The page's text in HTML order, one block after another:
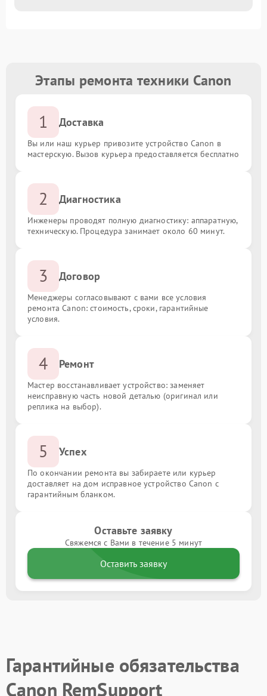
Этапы ремонта техники Canon
1 Доставка
Вы или наш курьер привозите устройство Canon в
мастерскую. Вызов курьера предоставляется бесплатно
2 Диагностика
Инженеры проводят полную диагностику: аппаратную,
техническую. Процедура занимает около 60 минут.
3 Договор
Менеджеры согласовывают с вами все условия
ремонта Canon: стоимость, сроки, гарантийные
условия.
4 Ремонт
Мастер восстанавливает устройство: заменяет
неисправную часть новой деталью (оригинал или
реплика на выбор).
5 Успех
По окончании ремонта вы забираете или курьер
доставляет на дом исправное устройство Canon с
гарантийным бланком.
Оставьте заявку
Свяжемся с Вами в течение 5 минут
Оставить заявку
Гарантийные обязательства
Canon RemSupport